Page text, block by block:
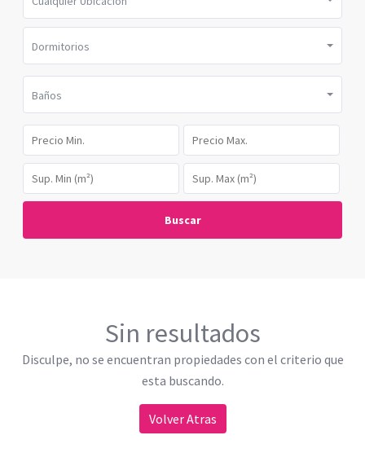
Dormitorios
Baños
Buscar
Sin resultados
Disculpe, no se encuentran propiedades con el criterio que
esta buscando.
Volver Atras